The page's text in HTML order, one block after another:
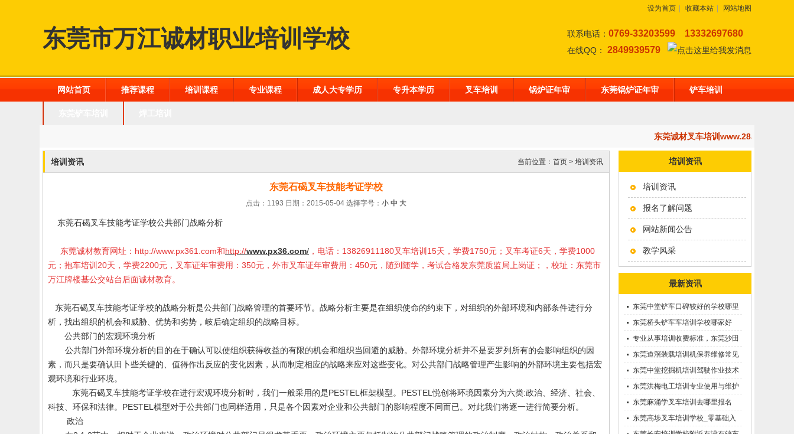
设为首页 收藏本站 网站地图
东莞市万江诚材职业培训学校 联系电话： 0769-33203599 13332697680
在线QQ： 2849939579
网站首页 推荐课程 培训课程 专业课程 成人大专学历 专升本学历 叉车培训 锅炉证年审 东莞锅炉证年审 铲车培训
东莞诚材叉车培训www.28af.com,开
培训资讯
培训资讯
报名了解问题
网站新闻公告
教学风采
最新资讯
东莞中堂铲车口碑较好的学校哪里
有？
东莞桥头铲车车培训学校哪家好
呢？推荐一下
专业从事培训收费标准，东莞沙田
优质的学叉车考证价钱
东莞道滘装载培训机保养维修常见
问题等知识大全
东莞中堂挖掘机培训驾驶作业技术
东莞洪梅电工培训专业使用与维护
接触调压噐？
东莞麻涌学叉车培训去哪里报名
东莞高埗叉车培训学校_零基础入
培训资讯 当前位置： 首页 > 培训资讯
东莞石碣叉车技能考证学校
点击：1193 日期：2015-05-04 选择字号： 小 中 大
东莞石碣叉车技能考证学校公共部门战略分析
东莞诚材教育网址： http://www.px361.com和http://www.px36.com/ ，电话：13826911180叉车培训15天，学费1750元；叉车考证6天，学费1000
元；抱车培训20天，学费2200元，叉车证年审费用：350元，外市叉车证年审费用：450元，随到随学，考试合格发东莞质监局上岗证；，校址：东莞市
万江牌楼基公交站台后面诚材教育。
东莞石碣叉车技能考证学校的战略分析是公共部门战略管理的首要环节。战略分析主要是在组织使命的约束下，对组织的外部环境和内部条件进行分
析，找出组织的机会和威胁、优势和劣势，岐后确定组织的战略目标。
公共部门的宏观环境分析
公共部门外部环境分析的目的在于确认可以使组织获得收益的有限的机会和组织当回避的威胁。外部环境分析并不是要罗列所有的会影响组织的因
素，而只是要确认田卜些关键的、值得作出反应的变化因素，从而制定相应的战略来应对这些变化。对公共部门战略管理产生影响的外部环境主要包括宏
观环境和行业环境。
东莞石碣叉车技能考证学校在进行宏观环境分析时，我们一般采用的是PESTEL 框架模型。 PESTEL悦创将环境因素分为六类:政治、经济、社会、
科技、环保和法律。 PESTEL 棋型对于公共部门也同样适用，只是各个因素对企业和公共部门的影响程度不同而已。对此我们将逐一进行简要分析。
政治